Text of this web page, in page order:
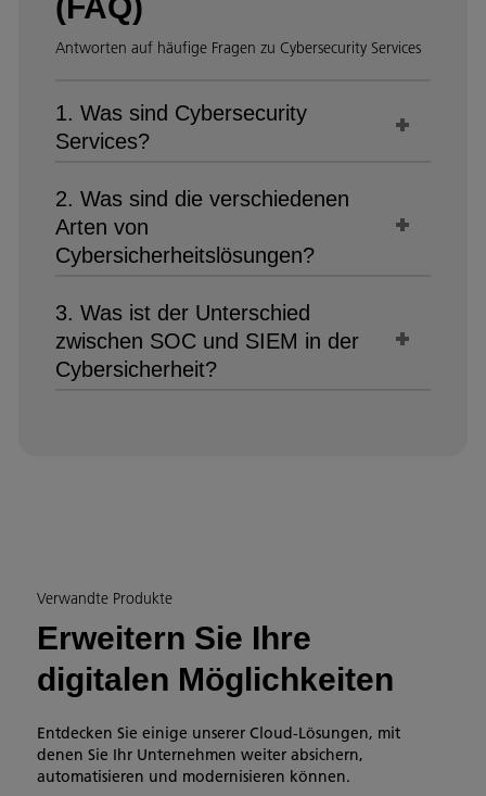
Antworten auf häufige Fragen zu Cybersecurity Services
1. Was sind Cybersecurity
Services?
2. Was sind die verschiedenen
Arten von
Cybersicherheitslösungen?
3. Was ist der Unterschied
zwischen SOC und SIEM in der
Cybersicherheit?
Verwandte Produkte
Erweitern Sie Ihre
digitalen Möglichkeiten
Entdecken Sie einige unserer Cloud-Lösungen, mit
denen Sie Ihr Unternehmen weiter absichern,
automatisieren und modernisieren können.